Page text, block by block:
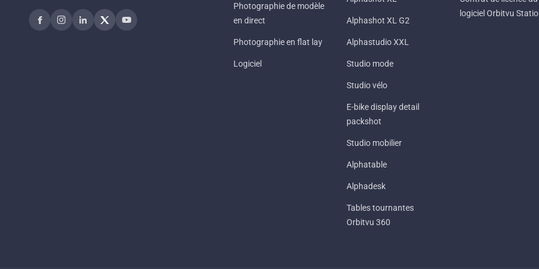
Photographie de modèle
en direct
Photographie en flat lay
Logiciel
Alphashot XL G2
Alphastudio XXL
Studio mode
Studio vélo
E-bike display detail
packshot
Studio mobilier
Alphatable
Alphadesk
Tables tournantes
Orbitvu 360
logiciel Orbitvu